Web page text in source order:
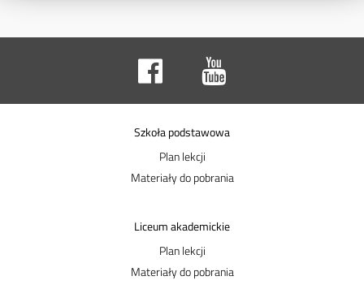
Szkoła podstawowa
Plan lekcji
Materiały do pobrania
Liceum akademickie
Plan lekcji
Materiały do pobrania